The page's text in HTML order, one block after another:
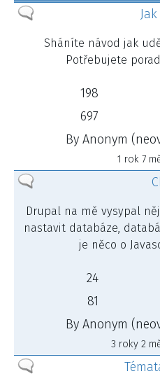
Žádné
příspěvky
Sháníte návod jak
Potřebujete
198
697
By Anonym
1 rok 7
Žádné
příspěvky
Drupal na mě vysypal
nastavit databáze,
je něco o
24
81
By Anonym
3 roky 2
Žádné